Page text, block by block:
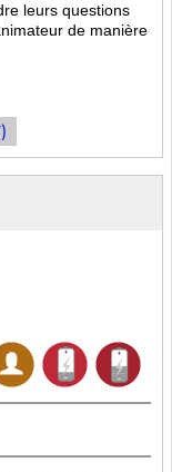
leurs questions
de manière